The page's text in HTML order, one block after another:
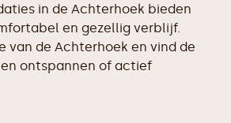
in de Achterhoek bieden
en gezellig verblijf.
van de Achterhoek en vind de
ontspannen of actief